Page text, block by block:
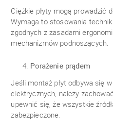
Ciężkie płyty mogą prowadzić
Wymaga to stosowania
zgodnych z zasadami
mechanizmów podnoszących.
Porażenie prądem
Jeśli montaż płyt odbywa się
elektrycznych, należy
upewnić się, że wszystkie
zabezpieczone.